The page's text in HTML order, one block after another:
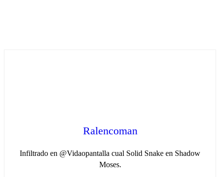
Ralencoman
Infiltrado en @Vidaopantalla cual Solid Snake en Shadow
Moses.